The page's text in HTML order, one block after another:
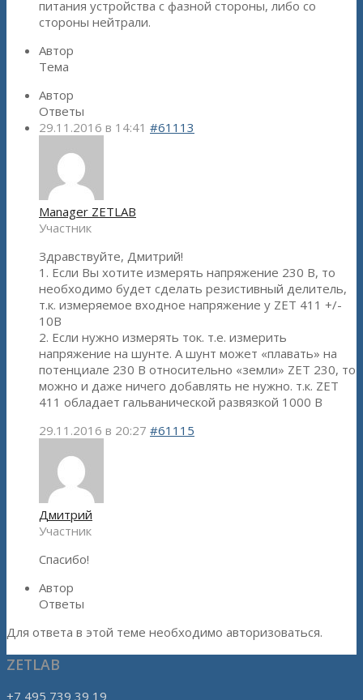
питания устройства с фазной стороны, либо со
стороны нейтрали.
Автор
Тема
Автор
Ответы
29.11.2016 в 14:41 #61113
Manager ZETLAB
Участник
Здравствуйте, Дмитрий!
1. Если Вы хотите измерять напряжение 230 В, то
необходимо будет сделать резистивный делитель,
т.к. измеряемое входное напряжение у ZET 411 +/-
10В
2. Если нужно измерять ток. т.е. измерить
напряжение на шунте. А шунт может «плавать» на
потенциале 230 В относительно «земли» ZET 230, то
можно и даже ничего добавлять не нужно. т.к. ZET
411 обладает гальванической развязкой 1000 В
29.11.2016 в 20:27 #61115
Дмитрий
Участник
Спасибо!
Автор
Ответы
Для ответа в этой теме необходимо авторизоваться.
ZETLAB
+7 495 739 39 19